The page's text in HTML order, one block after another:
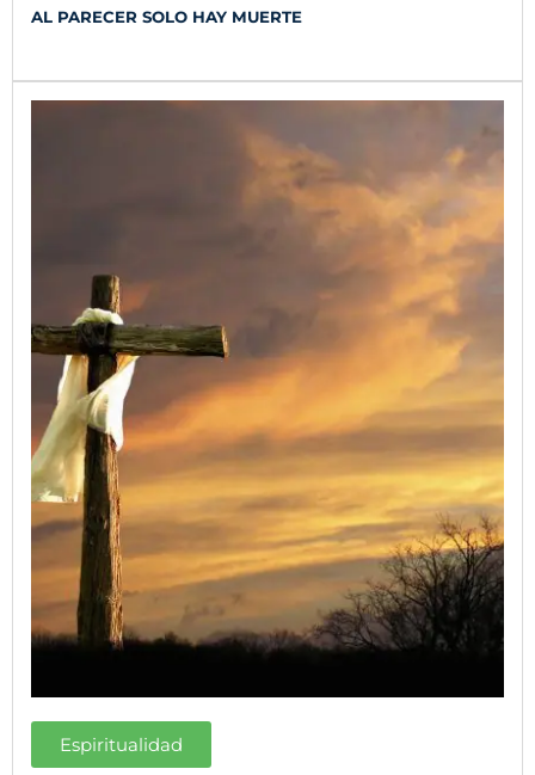
AL PARECER SOLO HAY MUERTE
Espiritualidad